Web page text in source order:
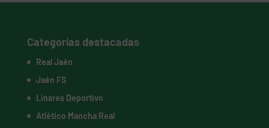
Categorías destacadas
Real Jaén
Jaén FS
Linares Deportivo
Atlético Mancha Real